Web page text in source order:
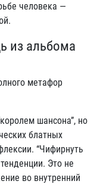
человека —
из альбома
метафор
шансона”, но
блатных
“Чифирнуть
Это не
во внутренний